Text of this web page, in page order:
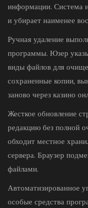
информации. Система
и убирает наименее
Ручная удаление
программы. Юзер
виды файлов для
сохраненные копии,
заново через казино
Жесткое обновление
редакцию без полной
обходит местное
сервера. Браузер
файлами.
Автоматизированное
особые средства